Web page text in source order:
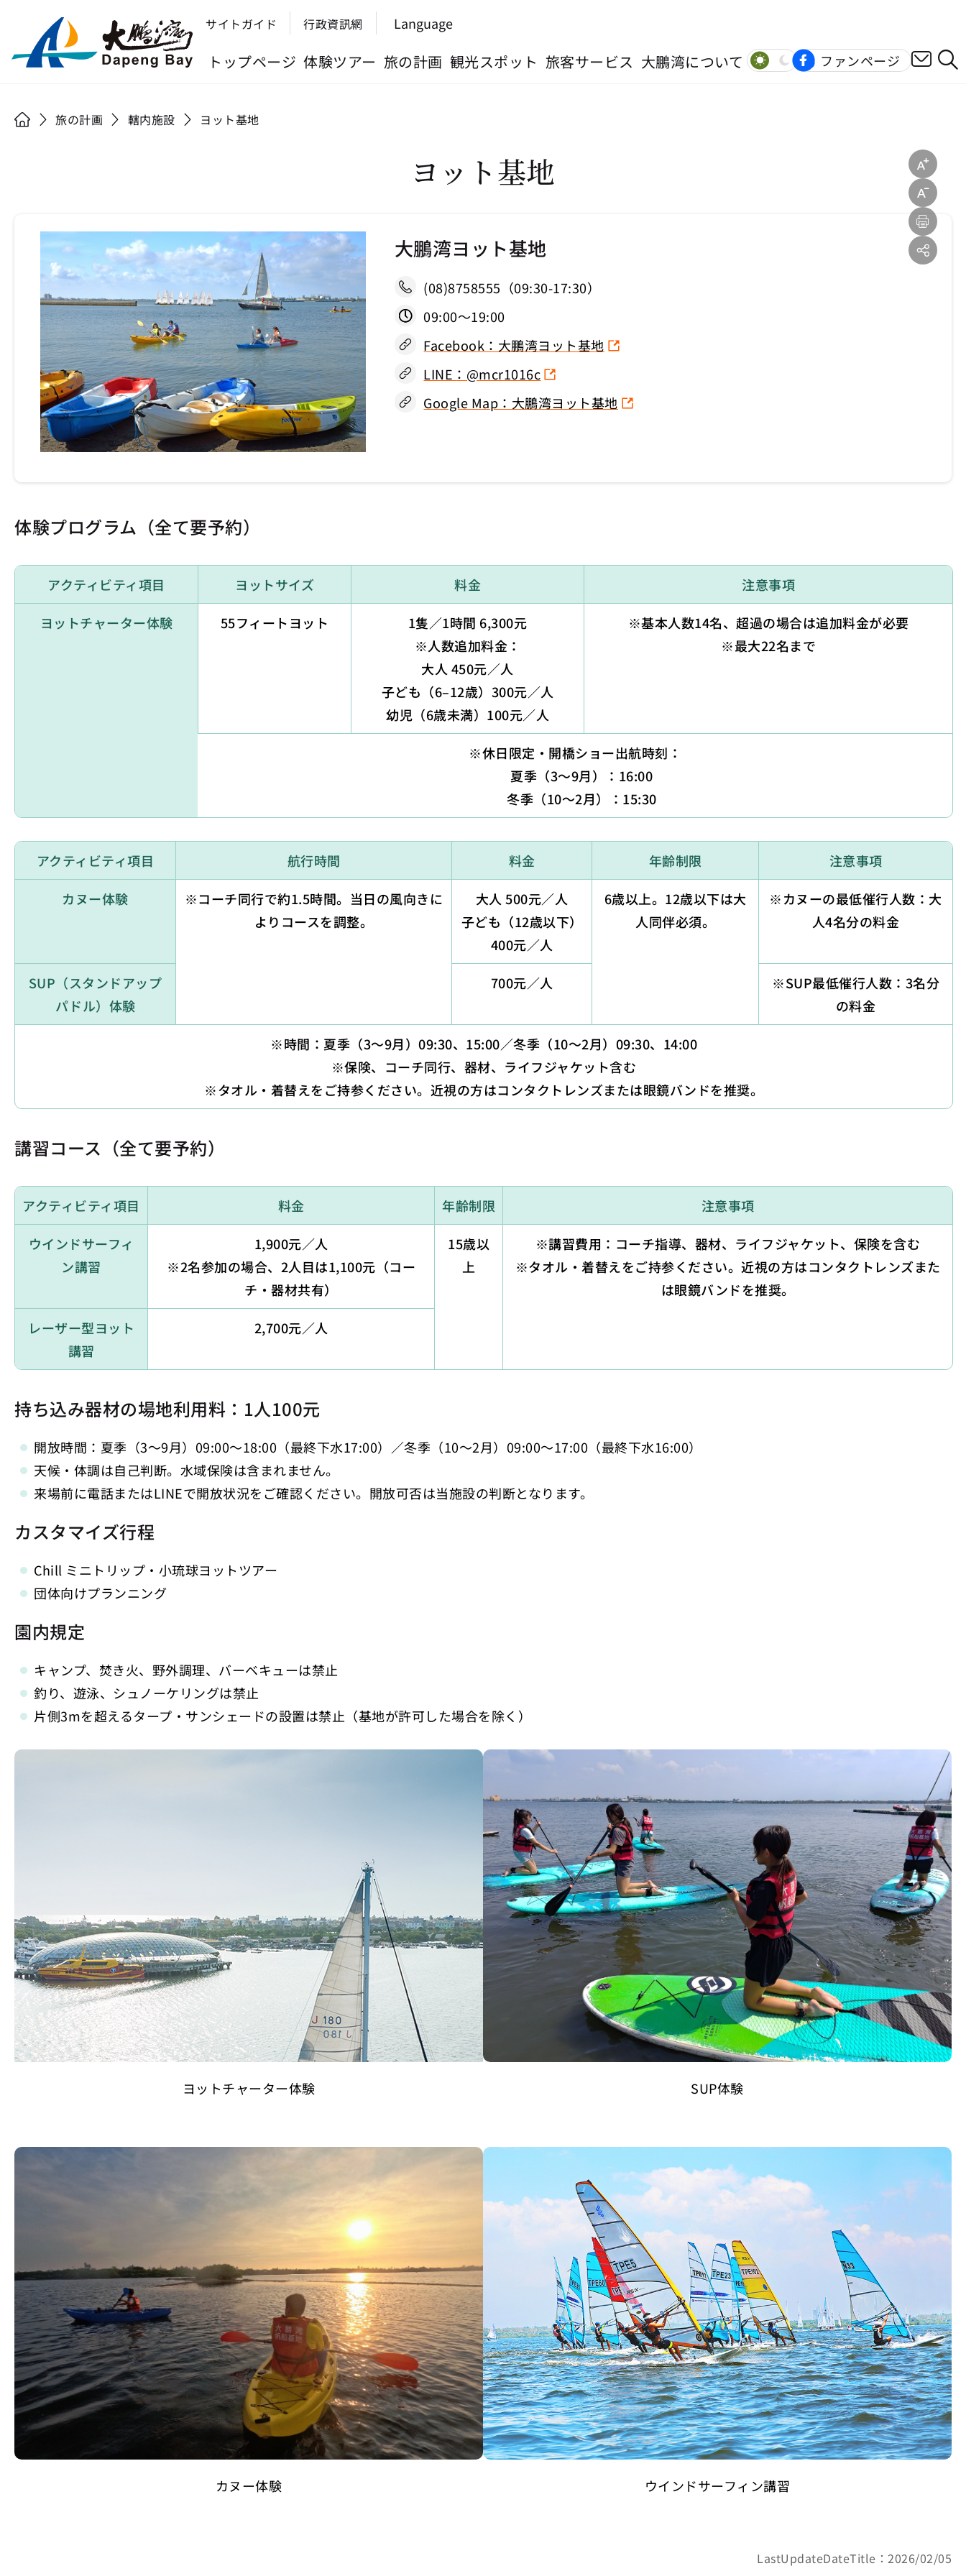
サイトガイド 行政資訊網 Language
トップページ 体験ツアー 旅の計画 観光スポット 旅客サービス 大鵬湾について ファンページ
旅の計画 轄内施設 ヨット基地
ヨット基地
大鵬湾ヨット基地
(08)8758555（09:30-17:30）
09:00〜19:00
Facebook：大鵬湾ヨット基地
LINE：@mcr1016c
Google Map：大鵬湾ヨット基地
体験プログラム（全て要予約）
アクティビティ項目 ヨットサイズ 料金 注意事項
ヨットチャーター体験 55フィートヨット
1隻／1時間 6,300元
※人数追加料金：
大人 450元／人
子ども（6–12歳）300元／人
幼児（6歳未満）100元／人
※基本人数14名、超過の場合は追加料金が必要
※最大22名まで
※休日限定・開橋ショー出航時刻：
夏季（3〜9月）：16:00
冬季（10〜2月）：15:30
アクティビティ項目 航行時間 料金 年齢制限 注意事項
カヌー体験
※コーチ同行で約1.5時間。当日の風向きに
よりコースを調整。
大人 500元／人
子ども（12歳以下）
400元／人
6歳以上。12歳以下は大
人同伴必須。
※カヌーの最低催行人数：大
人4名分の料金
SUP（スタンドアップ
パドル）体験
700元／人
※SUP最低催行人数：3名分
の料金
※時間：夏季（3〜9月）09:30、15:00／冬季（10〜2月）09:30、14:00
※保険、コーチ同行、器材、ライフジャケット含む
※タオル・着替えをご持参ください。近視の方はコンタクトレンズまたは眼鏡バンドを推奨。
講習コース（全て要予約）
アクティビティ項目 料金 年齢制限 注意事項
ウインドサーフィ
ン講習
1,900元／人
※2名参加の場合、2人目は1,100元（コー
チ・器材共有）
15歳以
上
※講習費用：コーチ指導、器材、ライフジャケット、保険を含む
※タオル・着替えをご持参ください。近視の方はコンタクトレンズまた
は眼鏡バンドを推奨。
レーザー型ヨット
講習
2,700元／人
持ち込み器材の場地利用料：1人100元
開放時間：夏季（3〜9月）09:00〜18:00（最終下水17:00）／冬季（10〜2月）09:00〜17:00（最終下水16:00）
天候・体調は自己判断。水域保険は含まれません。
来場前に電話またはLINEで開放状況をご確認ください。開放可否は当施設の判断となります。
カスタマイズ行程
Chill ミニトリップ・小琉球ヨットツアー
団体向けプランニング
園内規定
キャンプ、焚き火、野外調理、バーベキューは禁止
釣り、遊泳、シュノーケリングは禁止
片側3mを超えるタープ・サンシェードの設置は禁止（基地が許可した場合を除く）
ヨットチャーター体験 SUP体験
カヌー体験 ウインドサーフィン講習
LastUpdateDateTitle：2026/02/05